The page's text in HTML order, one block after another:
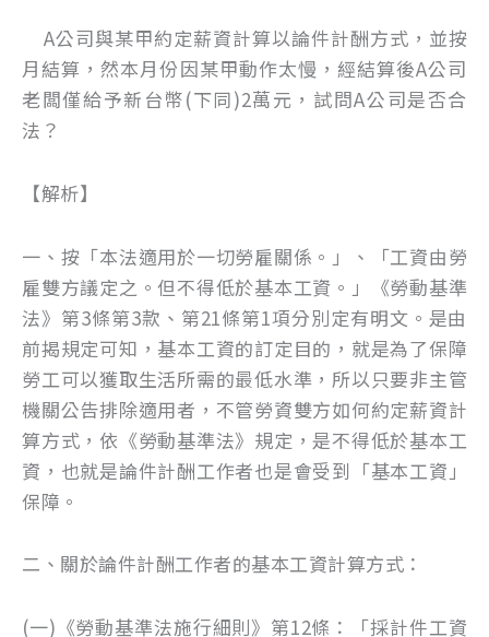
A公司與某甲約定薪資計算以論件計酬方式，並按
月結算，然本月份因某甲動作太慢，經結算後A公司
老闆僅給予新台幣(下同)2萬元，試問A公司是否合
法？
【解析】
一、按「本法適用於一切勞雇關係。」、「工資由勞
雇雙方議定之。但不得低於基本工資。」《勞動基準
法》第3條第3款、第21條第1項分別定有明文。是由
前揭規定可知，基本工資的訂定目的，就是為了保障
勞工可以獲取生活所需的最低水準，所以只要非主管
機關公告排除適用者，不管勞資雙方如何約定薪資計
算方式，依《勞動基準法》規定，是不得低於基本工
資，也就是論件計酬工作者也是會受到「基本工資」
保障。
二、關於論件計酬工作者的基本工資計算方式：
(一)《勞動基準法施行細則》第12條：「採計件工資